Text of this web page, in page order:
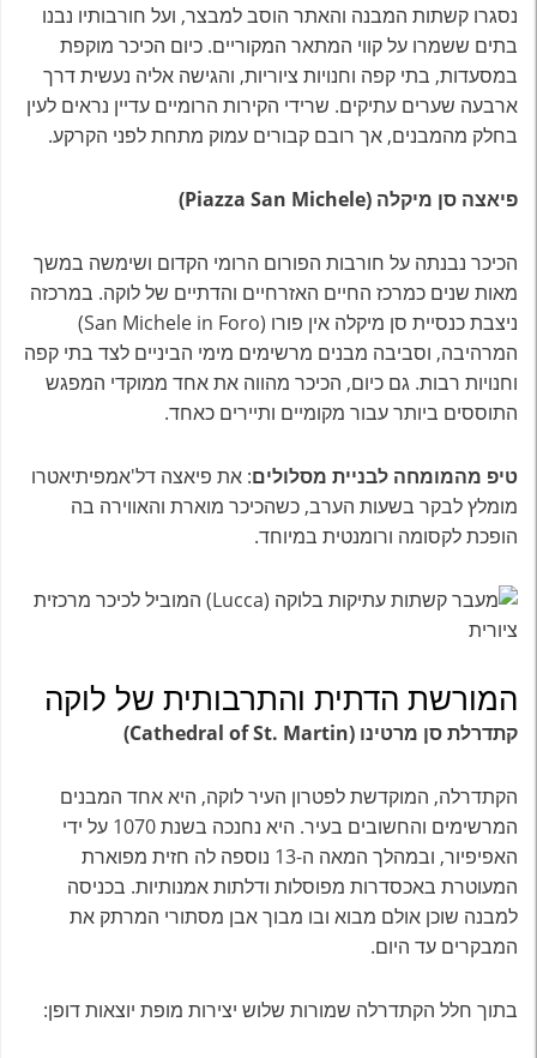
נסגרו קשתות המבנה והאתר הוסב למבצר, ועל חורבותיו נבנו
בתים ששמרו על קווי המתאר המקוריים. כיום הכיכר מוקפת
במסעדות, בתי קפה וחנויות ציוריות, והגישה אליה נעשית דרך
ארבעה שערים עתיקים. שרידי הקירות הרומיים עדיין נראים לעין
בחלק מהמבנים, אך רובם קבורים עמוק מתחת לפני הקרקע.
פיאצה סן מיקלה (Piazza San Michele)
הכיכר נבנתה על חורבות הפורום הרומי הקדום ושימשה במשך
מאות שנים כמרכז החיים האזרחיים והדתיים של לוקה. במרכזה
ניצבת כנסיית סן מיקלה אין פורו (San Michele in Foro)
המרהיבה, וסביבה מבנים מרשימים מימי הביניים לצד בתי קפה
וחנויות רבות. גם כיום, הכיכר מהווה את אחד ממוקדי המפגש
התוססים ביותר עבור מקומיים ותיירים כאחד.
טיפ מהמומחה לבניית מסלולים: את פיאצה דל'אמפיתיאטרו
מומלץ לבקר בשעות הערב, כשהכיכר מוארת והאווירה בה
הופכת לקסומה ורומנטית במיוחד.
המורשת הדתית והתרבותית של לוקה
קתדרלת סן מרטינו (Cathedral of St. Martin)
הקתדרלה, המוקדשת לפטרון העיר לוקה, היא אחד המבנים
המרשימים והחשובים בעיר. היא נחנכה בשנת 1070 על ידי
האפיפיור, ובמהלך המאה ה-13 נוספה לה חזית מפוארת
המעוטרת באכסדרות מפוסלות ודלתות אמנותיות. בכניסה
למבנה שוכן אולם מבוא ובו מבוך אבן מסתורי המרתק את
המבקרים עד היום.
בתוך חלל הקתדרלה שמורות שלוש יצירות מופת יוצאות דופן: